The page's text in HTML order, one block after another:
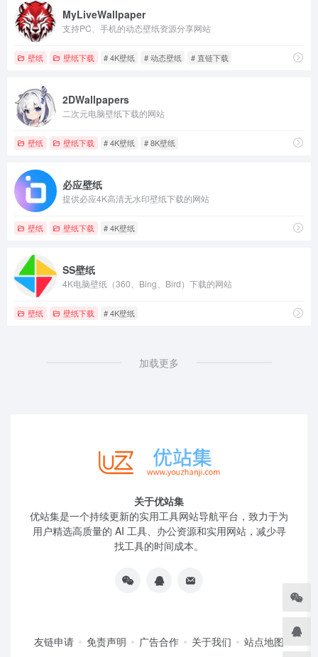
MyLiveWallpaper
支持PC、手机的动态壁纸资源分享网站
壁纸 壁纸下载 # 4K壁纸 # 动态壁纸 # 直链下载
2DWallpapers
二次元电脑壁纸下载的网站
壁纸 壁纸下载 # 4K壁纸 # 8K壁纸
必应壁纸
提供必应4K高清无水印壁纸下载的网站
壁纸 壁纸下载 # 4K壁纸
SS壁纸
4K电脑壁纸（360、Bing、Bird）下载的网站
壁纸 壁纸下载 # 4K壁纸
加载更多
关于优站集
优站集是一个持续更新的实用工具网站导航平台，致力于为
用户精选高质量的 AI 工具、办公资源和实用网站，减少寻
找工具的时间成本。
友链申请 免责声明 广告合作 关于我们 站点地图